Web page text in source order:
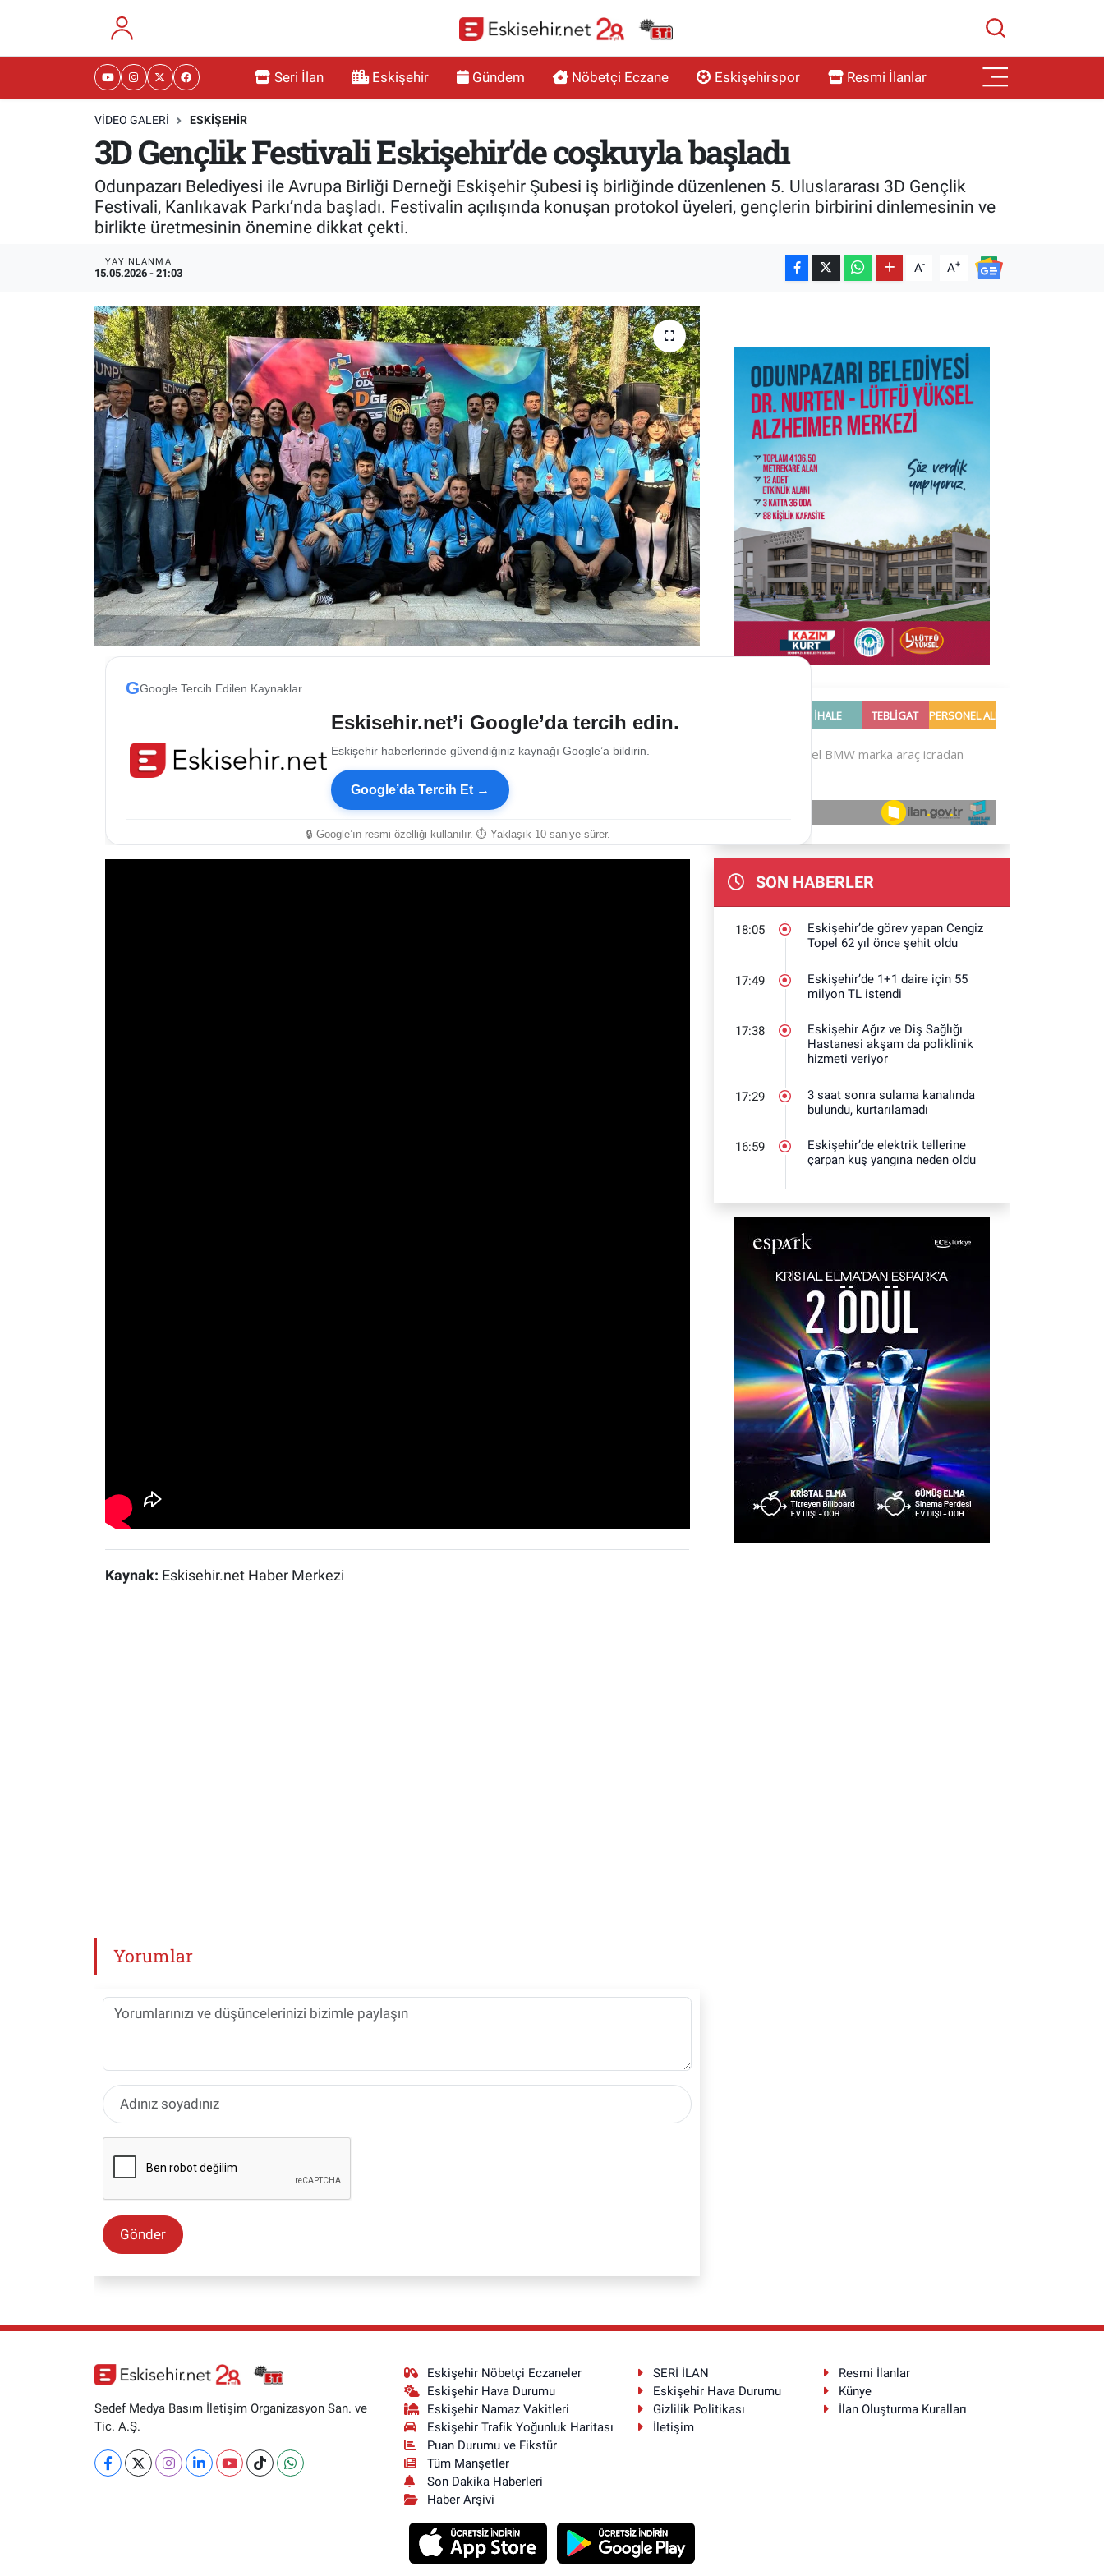
Seri İlan Eskişehir Gündem Nöbetçi Eczane Eskişehirspor Resmi İlanlar
VIDEO GALERI ESKİŞEHİR
3D Gençlik Festivali Eskişehir’de coşkuyla başladı
Odunpazarı Belediyesi ile Avrupa Birliği Derneği Eskişehir Şubesi iş birliğinde düzenlenen 5. Uluslararası 3D Gençlik
Festivali, Kanlıkavak Parkı’nda başladı. Festivalin açılışında konuşan protokol üyeleri, gençlerin birbirini dinlemesinin ve
birlikte üretmesinin önemine dikkat çekti.
YAYINLANMA
15.05.2026 - 21:03 A- A+
GGoogle Tercih Edilen Kaynaklar
Eskisehir.net’i Google’da tercih edin.
Eskişehir haberlerinde güvendiğiniz kaynağı Google’a bildirin.
Google’da Tercih Et →
🔒 Google’ın resmi özelliği kullanılır. ⏱ Yaklaşık 10 saniye sürer.
Kaynak: Eskisehir.net Haber Merkezi
Yorumlar
Gönder
SON HABERLER
18:05
Eskişehir’de görev yapan Cengiz
Topel 62 yıl önce şehit oldu
17:49
Eskişehir’de 1+1 daire için 55
milyon TL istendi
17:38
Eskişehir Ağız ve Diş Sağlığı
Hastanesi akşam da poliklinik
hizmeti veriyor
17:29
3 saat sonra sulama kanalında
bulundu, kurtarılamadı
16:59
Eskişehir’de elektrik tellerine
çarpan kuş yangına neden oldu
Sedef Medya Basım İletişim Organizasyon San. ve
Tic. A.Ş.
Eskişehir Nöbetçi Eczaneler
Eskişehir Hava Durumu
Eskişehir Namaz Vakitleri
Eskişehir Trafik Yoğunluk Haritası
Puan Durumu ve Fikstür
Tüm Manşetler
Son Dakika Haberleri
Haber Arşivi
SERİ İLAN
Resmi İlanlar
Eskişehir Hava Durumu
Künye
Gizlilik Politikası
İlan Oluşturma Kuralları
İletişim
RESMİ İLANLAR
MAGAZİN
TEKNOLOJİ
ESKİŞEHİR NÖBETÇİ ECZANELER
Eskişehir Haber İçerikleri
Eskişehir Hava Durumu
Eskişehir Tramvay Saatleri
Eskişehir Otobüs Saatleri
Eskişehir Nöbetçi Eczaneler
Eskişehir Namaz Vakitleri
Eskişehir Trafik Yoğunluk Haritası
Süper Lig Puan Durumu ve Fikstür
Tüm Manşetler
Son Dakika Haberleri
Haber Arşivi